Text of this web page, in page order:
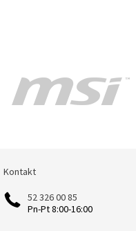
Kontakt
Kontakt
52 326 00 85
Pn-Pt 8:00-16:00